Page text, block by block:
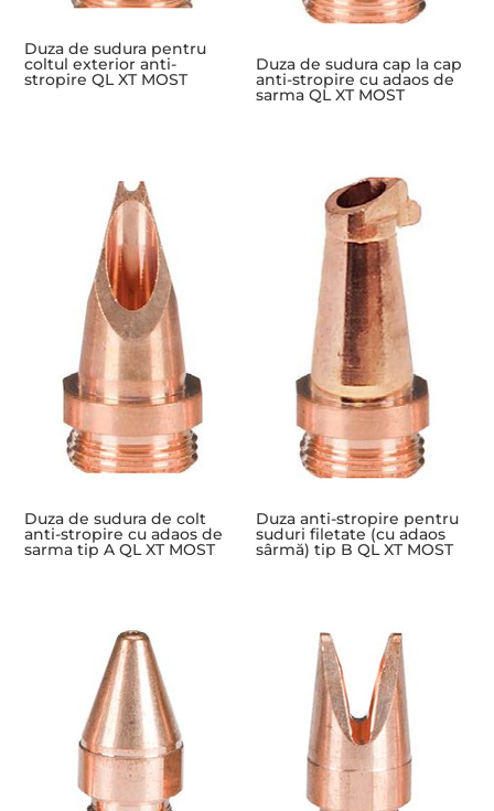
Duza de sudura pentru
coltul exterior anti-
stropire QL XT MOST
Duza de sudura cap la cap
anti-stropire cu adaos de
sarma QL XT MOST
Duza de sudura de colt
anti-stropire cu adaos de
sarma tip A QL XT MOST
Duza anti-stropire pentru
suduri filetate (cu adaos
sârmă) tip B QL XT MOST